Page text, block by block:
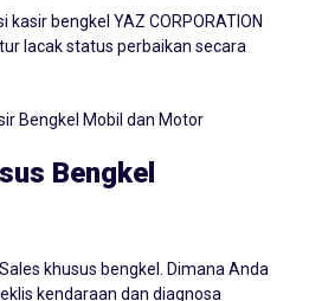
bengkel YAZ CORPORATION
lacak status perbaikan secara
Bengkel Mobil dan Motor
Bengkel
khusus bengkel. Dimana Anda
kendaraan dan diagnosa